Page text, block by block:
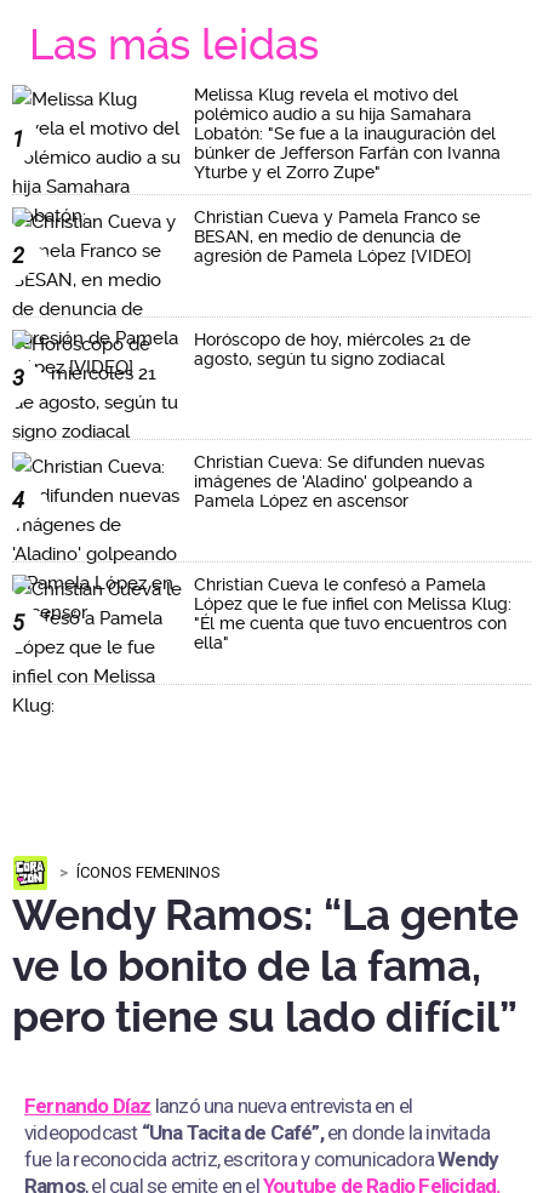
Las más leidas
1
Melissa Klug revela el motivo del
polémico audio a su hija Samahara
Lobatón: "Se fue a la inauguración del
búnker de Jefferson Farfán con Ivanna
Yturbe y el Zorro Zupe"
2
Christian Cueva y Pamela Franco se
BESAN, en medio de denuncia de
agresión de Pamela López [VIDEO]
3
Horóscopo de hoy, miércoles 21 de
agosto, según tu signo zodiacal
4
Christian Cueva: Se difunden nuevas
imágenes de 'Aladino' golpeando a
Pamela López en ascensor
5
Christian Cueva le confesó a Pamela
López que le fue infiel con Melissa Klug:
"Él me cuenta que tuvo encuentros con
ella"
ÍCONOS FEMENINOS
Wendy Ramos: “La gente
ve lo bonito de la fama,
pero tiene su lado difícil”
Fernando Díaz lanzó una nueva entrevista en el
videopodcast “Una Tacita de Café”,en donde la invitada
fue la reconocida actriz, escritora y comunicadoraWendy
Ramos, el cual se emite en elYoutube de Radio Felicidad.